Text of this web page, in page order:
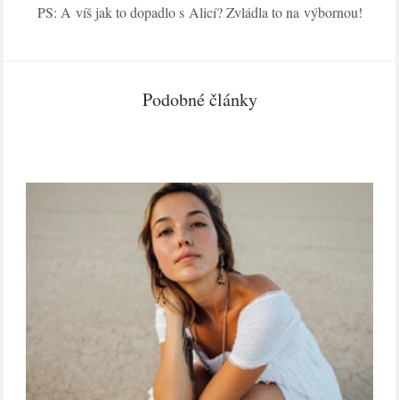
PS: A víš jak to dopadlo s Alicí? Zvládla to na výbornou!
Podobné články